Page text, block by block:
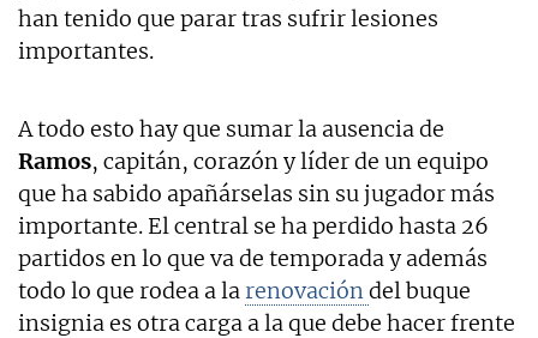
han tenido que parar tras sufrir lesiones
importantes.
A todo esto hay que sumar la ausencia de
Ramos, capitán, corazón y líder de un equipo
que ha sabido apañárselas sin su jugador más
importante. El central se ha perdido hasta 26
partidos en lo que va de temporada y además
todo lo que rodea a la renovacióndel buque
insignia es otra carga a la que debe hacer frente